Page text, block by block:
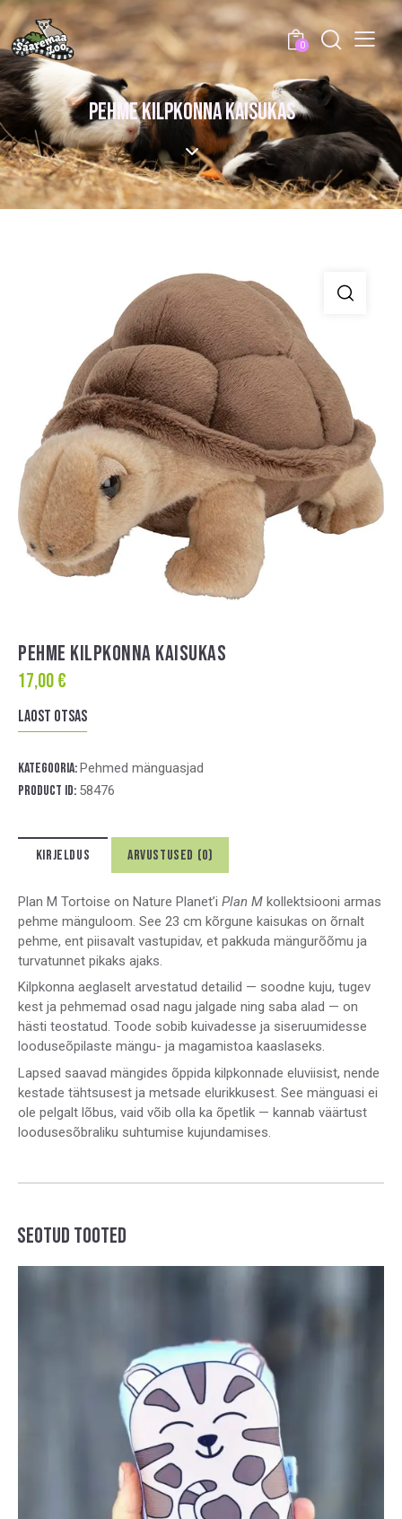
0
PEHME KILPKONNA KAISUKAS
PEHME KILPKONNA KAISUKAS
17,00€
Laost otsas
Kategooria:Pehmed mänguasjad
Product ID: 58476
KIRJELDUS ARVUSTUSED (0)
Plan M Tortoise on Nature Planet’i Plan M kollektsiooni armas
pehme mänguloom. See 23 cm kõrgune kaisukas on õrnalt
pehme, ent piisavalt vastupidav, et pakkuda mängurõõmu ja
turvatunnet pikaks ajaks.
Kilpkonna aeglaselt arvestatud detailid — soodne kuju, tugev
kest ja pehmemad osad nagu jalgade ning saba alad — on
hästi teostatud. Toode sobib kuivadesse ja siseruumidesse
looduseõpilaste mängu- ja magamistoa kaaslaseks.
Lapsed saavad mängides õppida kilpkonnade eluviisist, nende
kestade tähtsusest ja metsade elurikkusest. See mänguasi ei
ole pelgalt lõbus, vaid võib olla ka õpetlik — kannab väärtust
loodusesõbraliku suhtumise kujundamises.
SEOTUD TOOTED